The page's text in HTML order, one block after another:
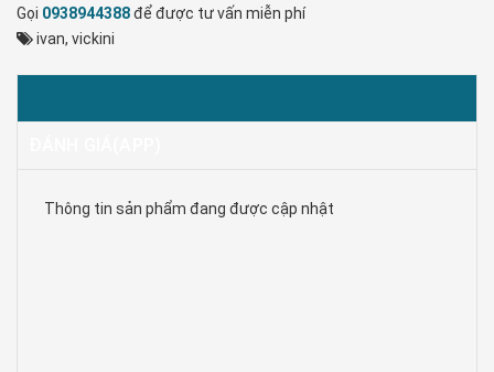
Gọi 0938944388để được tư vấn miễn phí
ivan, vickini
Thông tin sản phẩm đang được cập nhật